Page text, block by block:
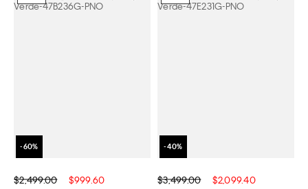
$2,499.00 $999.60 $3,499.00 $2,099.40